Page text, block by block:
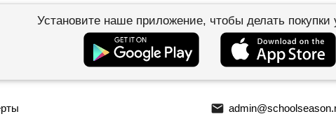
Установите наше приложение, чтобы делать покупки
email